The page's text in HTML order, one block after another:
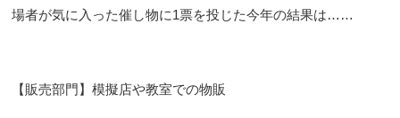
場者が気に入った催し物に1票を投じた今年の結果は……
【販売部門】模擬店や教室での物販